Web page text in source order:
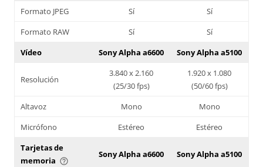
Formato JPEG Sí
Sí
Formato RAW
Sí
Sí
Vídeo
Sony Alpha a6600 Sony Alpha a5100
Resolución
3.840 x 2.160
(25/30 fps)
1.920 x 1.080
(50/60 fps)
Altavoz
Mono
Mono
Micrófono
Estéreo
Estéreo
Tarjetas de
memoria help_outline
Sony Alpha a6600 Sony Alpha a5100